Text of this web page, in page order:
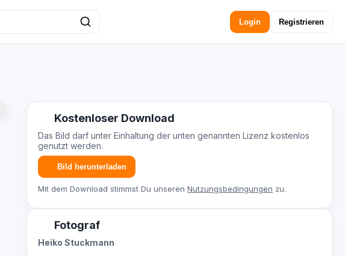
Login Registrieren
Kostenloser Download
Das Bild darf unter Einhaltung der unten genannten Lizenz kostenlos
genutzt werden.
Bild herunterladen
Mit dem Download stimmst Du unserenNutzungsbedingungen zu.
Fotograf
Heiko Stuckmann